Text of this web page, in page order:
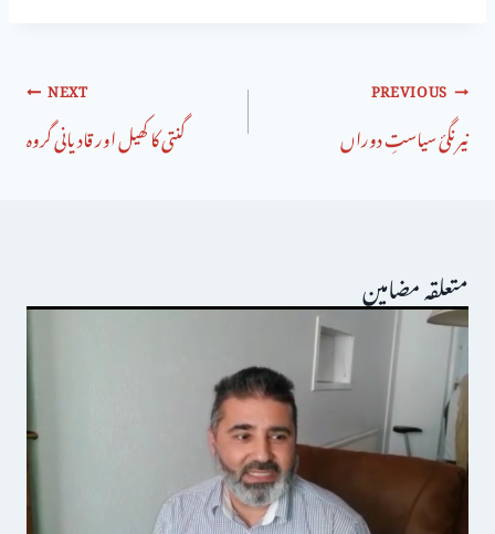
PREVIOUS
نیرنگیٔ سیاستِ دوراں
NEXT
گنتی کا کھیل اور قادیانی گروہ
متعلقہ مضامین